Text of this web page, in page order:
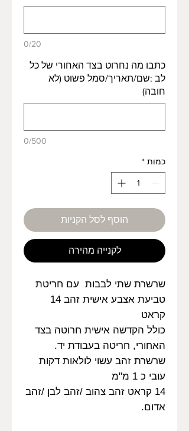
0/20
כתבו מה נחרוט בצד האחורי של כל
לב :שם/תאריך/סמל פשוט (לא
חובה)
0/500
כמות *
הוסף לסל הקניות
לקנייה מהירה
שרשרת שתי לבבות עם חריטת
טביעת אצבע אישית זהב 14
קראט
כולל הקדשה אישית חרוטה בצד
האחורי, חריטה בעבודת יד.
שרשרת זהב עשוי לולאות דקות
עובי כ 1 מ"מ
14 קראט זהב צהוב /זהב לבן /זהב
אדום.